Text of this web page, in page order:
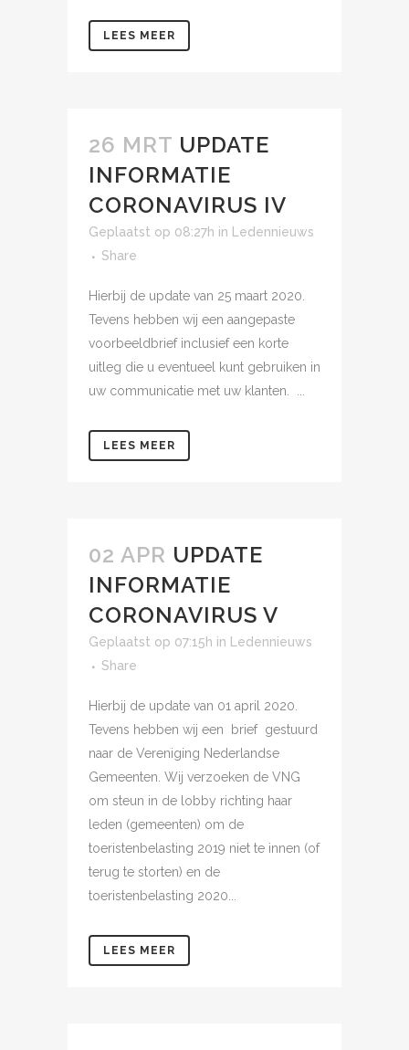
LEES MEER
26 MRT UPDATE
INFORMATIE
CORONAVIRUS IV
Geplaatst op 08:27h in
Ledennieuws
Share
Hierbij de update van 25 maart 2020.
Tevens hebben wij een aangepaste
voorbeeldbrief inclusief een korte
uitleg die u eventueel kunt gebruiken in
uw communicatie met uw klanten. ...
LEES MEER
02 APR UPDATE
INFORMATIE
CORONAVIRUS V
Geplaatst op 07:15h in
Ledennieuws
Share
Hierbij de update van 01 april 2020.
Tevens hebben wij een brief gestuurd
naar de Vereniging Nederlandse
Gemeenten. Wij verzoeken de VNG
om steun in de lobby richting haar
leden (gemeenten) om de
toeristenbelasting 2019 niet te innen (of
terug te storten) en de
toeristenbelasting 2020...
LEES MEER